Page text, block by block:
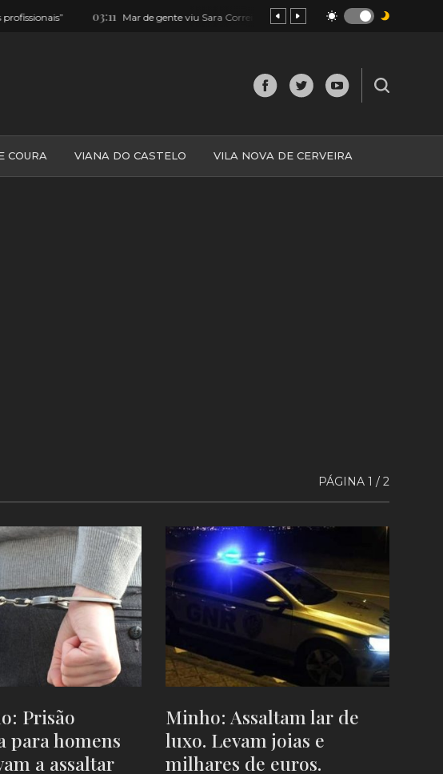
03:11 Mar de gente viu Sara Correia em Valença [FOTOS] 22:03 Minho: Homem morre
COURA VIANA DO CASTELO VILA NOVA DE CERVEIRA
PÁGINA 1 / 2
Prisão
para homens
a assaltar
Minho: Assaltam lar de
luxo. Levam joias e
milhares de euros.